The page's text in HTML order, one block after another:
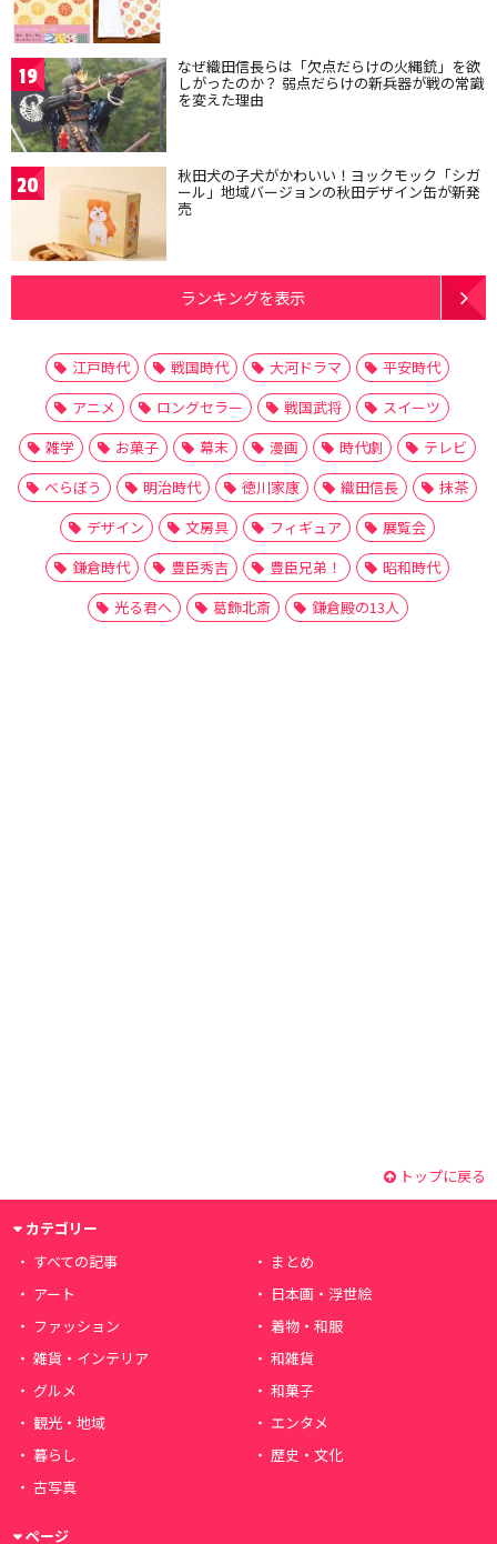
19 なぜ織田信長らは「欠点だらけの火縄銃」を欲
しがったのか？ 弱点だらけの新兵器が戦の常識
を変えた理由
20 秋田犬の子犬がかわいい！ヨックモック「シガ
ール」地域バージョンの秋田デザイン缶が新発
売
ランキングを表示
江戸時代 戦国時代 大河ドラマ
平安時代
アニメ
ロングセラー 戦国武将
スイーツ
雑学
お菓子 幕末 漫画 時代劇
テレビ
べらぼう
明治時代 徳川家康 織田信長
抹茶
デザイン
文房具 フィギュア
展覧会
鎌倉時代
豊臣秀吉 豊臣兄弟！
昭和時代
光る君へ
葛飾北斎 鎌倉殿の13人
トップに戻る
カテゴリー
すべての記事
まとめ
アート
日本画・浮世絵
ファッション
着物・和服
雑貨・インテリア
和雑貨
グルメ
和菓子
観光・地域
エンタメ
暮らし
歴史・文化
古写真
ページ